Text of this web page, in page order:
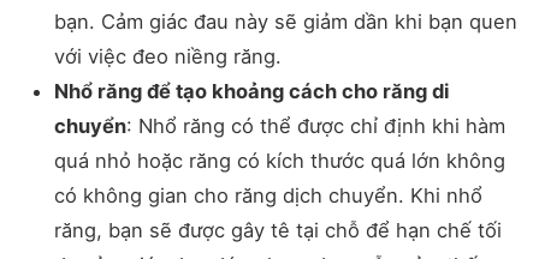
bạn. Cảm giác đau này sẽ giảm dần khi bạn quen
với việc đeo niềng răng.
Nhổ răng để tạo khoảng cách cho răng di
chuyển: Nhổ răng có thể được chỉ định khi hàm
quá nhỏ hoặc răng có kích thước quá lớn không
có không gian cho răng dịch chuyển. Khi nhổ
răng, bạn sẽ được gây tê tại chỗ để hạn chế tối